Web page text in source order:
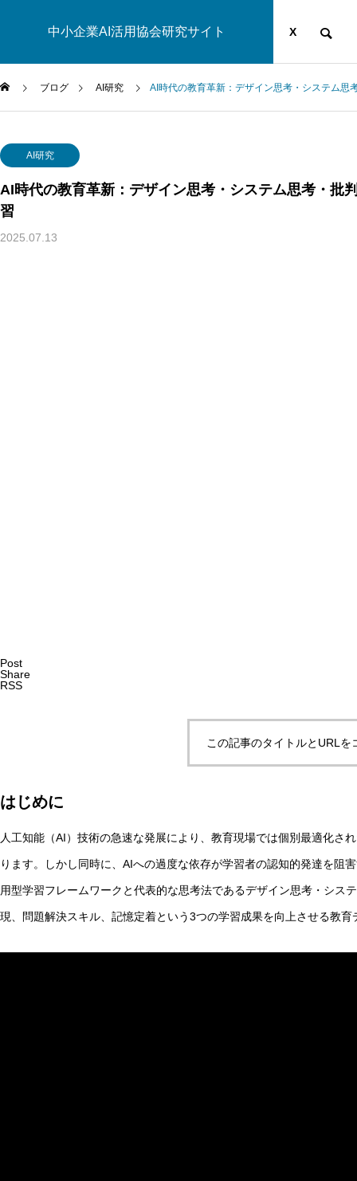
中小企業AI活用協会研究サイト
運営団体 YOUTUBE X
AI研究
ブログ AI研究 AI時代の教育革新：デザイン思考・システム思
AI研究
AI時代の教育革新：デザイン思考・システム思考・批
習
2025.07.13
Post
Share
RSS
この記事のタイトルとURLを
はじめに
人工知能（AI）技術の急速な発展により、教育現場では個別最適化さ
ります。しかし同時に、AIへの過度な依存が学習者の認知的発達を阻
用型学習フレームワークと代表的な思考法であるデザイン思考・シス
現、問題解決スキル、記憶定着という3つの学習成果を向上させる教